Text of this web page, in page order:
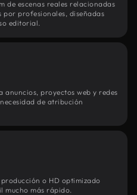
de escenas reales relacionadas
profesionales, diseñadas
editorial.
proyectos web y redes
de atribución
o HD optimizado
mucho más rápido.